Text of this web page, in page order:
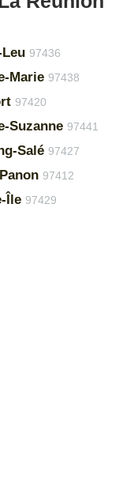
97436
Marie 97438
97420
Suzanne 97441
Salé 97427
97412
Île 97429